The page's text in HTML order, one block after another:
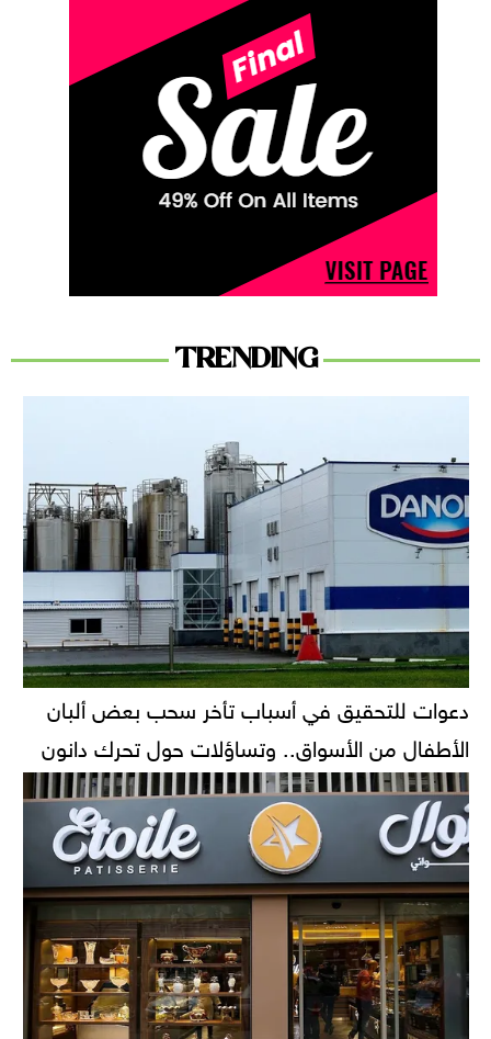
TRENDING
دعوات للتحقيق في أسباب تأخر سحب بعض ألبان
الأطفال من الأسواق.. وتساؤلات حول تحرك دانون